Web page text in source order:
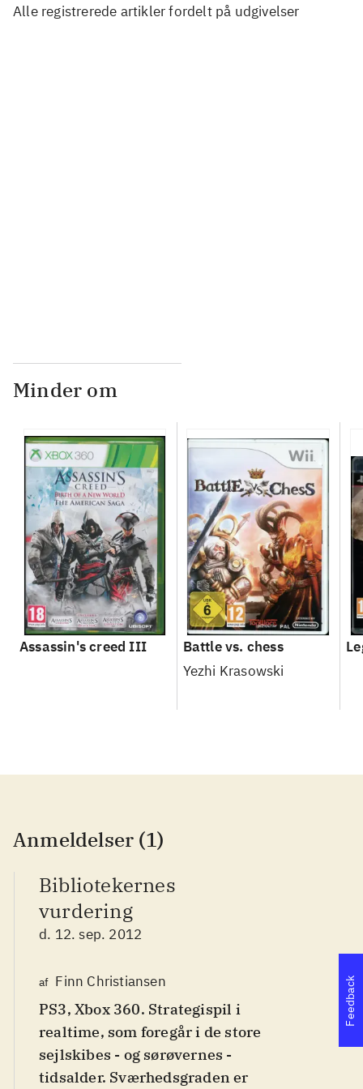
Alle registrerede artikler fordelt på udgivelser
Minder om
Assassin's creed III
Battle vs. chess
Yezhi Krasowski
Anmeldelser (1)
Bibliotekernes
vurdering
d. 12. sep. 2012
af Finn Christiansen
PS3, Xbox 360. Strategispil i
realtime, som foregår i de store
sejlskibes - og sørøvernes -
tidsalder. Sværhedsgraden er
Feedback